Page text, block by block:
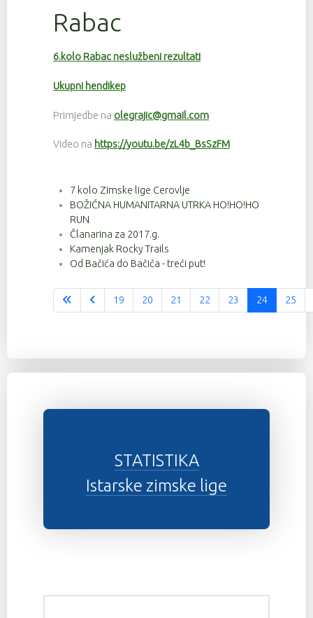
Rabac
6.kolo Rabac neslužbeni rezultati
Ukupni hendikep
Primjedbe na olegrajic@gmail.com
Video na https://youtu.be/zL4b_BsSzFM
7 kolo Zimske lige Cerovlje
BOŽIĆNA HUMANITARNA UTRKA HO!HO!HO
RUN
Članarina za 2017.g.
Kamenjak Rocky Trails
Od Bačića do Bačića - treći put!
Stranica 24 od 37
19 20 21 22 23 24 25
STATISTIKA
Istarske zimske lige